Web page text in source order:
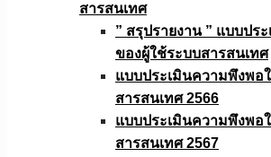
สารสนเทศ
” สรุปรายงาน ” แบบปร
ของผู้ใช้ระบบสารสนเทศ
แบบประเมินความพึงพอ
สารสนเทศ 2566
แบบประเมินความพึงพอ
สารสนเทศ 2567